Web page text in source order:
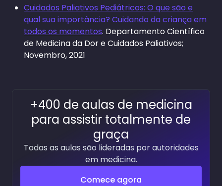
Cuidados Paliativos Pediátricos: O que são e
qual sua importância? Cuidando da criança em
todos os momentos. Departamento Científico
de Medicina da Dor e Cuidados Paliativos;
Novembro, 2021
+400 de aulas de medicina
para assistir totalmente de
graça
Todas as aulas são lideradas por autoridades
em medicina.
Comece agora